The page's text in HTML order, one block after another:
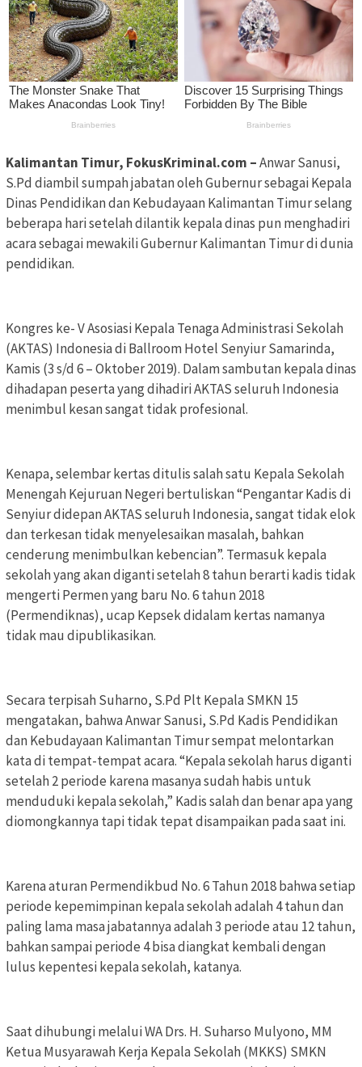
Kalimantan Timur, FokusKriminal.com –Anwar Sanusi,
S.Pd diambil sumpah jabatan oleh Gubernur sebagai Kepala
Dinas Pendidikan dan Kebudayaan Kalimantan Timur selang
beberapa hari setelah dilantik kepala dinas pun menghadiri
acara sebagai mewakili Gubernur Kalimantan Timur di dunia
pendidikan.
Kongres ke- V Asosiasi Kepala Tenaga Administrasi Sekolah
(AKTAS) Indonesia di Ballroom Hotel Senyiur Samarinda,
Kamis (3 s/d 6 – Oktober 2019). Dalam sambutan kepala dinas
dihadapan peserta yang dihadiri AKTAS seluruh Indonesia
menimbul kesan sangat tidak profesional.
Kenapa, selembar kertas ditulis salah satu Kepala Sekolah
Menengah Kejuruan Negeri bertuliskan “Pengantar Kadis di
Senyiur didepan AKTAS seluruh Indonesia, sangat tidak elok
dan terkesan tidak menyelesaikan masalah, bahkan
cenderung menimbulkan kebencian”. Termasuk kepala
sekolah yang akan diganti setelah 8 tahun berarti kadis tidak
mengerti Permen yang baru No. 6 tahun 2018
(Permendiknas), ucap Kepsek didalam kertas namanya
tidak mau dipublikasikan.
Secara terpisah Suharno, S.Pd Plt Kepala SMKN 15
mengatakan, bahwa Anwar Sanusi, S.Pd Kadis Pendidikan
dan Kebudayaan Kalimantan Timur sempat melontarkan
kata di tempat-tempat acara. “Kepala sekolah harus diganti
setelah 2 periode karena masanya sudah habis untuk
menduduki kepala sekolah,” Kadis salah dan benar apa yang
diomongkannya tapi tidak tepat disampaikan pada saat ini.
Karena aturan Permendikbud No. 6 Tahun 2018 bahwa setiap
periode kepemimpinan kepala sekolah adalah 4 tahun dan
paling lama masa jabatannya adalah 3 periode atau 12 tahun,
bahkan sampai periode 4 bisa diangkat kembali dengan
lulus kepentesi kepala sekolah, katanya.
Saat dihubungi melalui WA Drs. H. Suharso Mulyono, MM
Ketua Musyarawah Kerja Kepala Sekolah (MKKS) SMKN